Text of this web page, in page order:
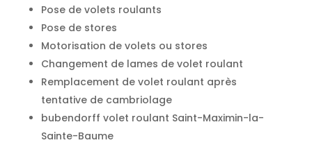
Pose de volets roulants
Pose de stores
Motorisation de volets ou stores
Changement de lames de volet roulant
Remplacement de volet roulant après
tentative de cambriolage
bubendorff volet roulant Saint-Maximin-la-
Sainte-Baume